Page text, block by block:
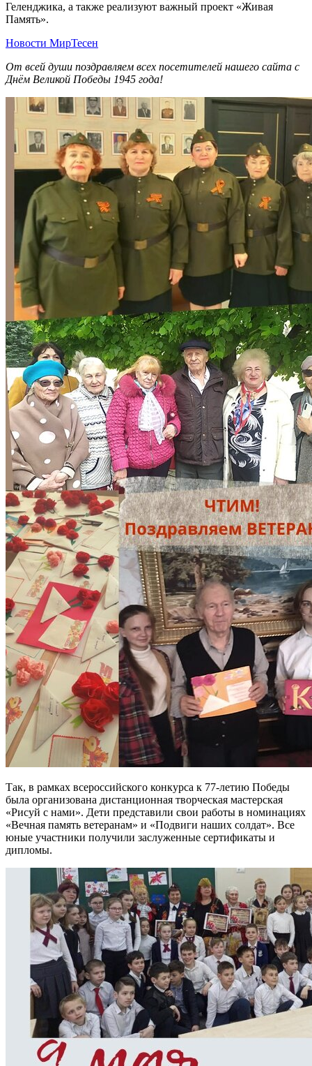
Геленджика, а также реализуют важный проект «Живая
Память».
Новости МирТесен
От всей души поздравляем всех посетителей нашего сайта с
Днём Великой Победы 1945 года!
Так, в рамках всероссийского конкурса к 77-летию Победы
была организована дистанционная творческая мастерская
«Рисуй с нами». Дети представили свои работы в номинациях
«Вечная память ветеранам» и «Подвиги наших солдат». Все
юные участники получили заслуженные сертификаты и
дипломы.